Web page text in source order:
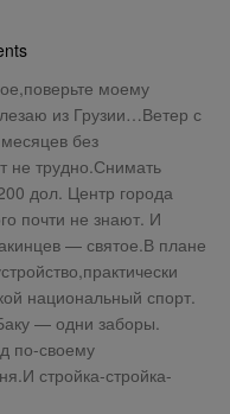
моему
из Грузии…Ветер с
без
не трудно.Снимать
дол. Центр города
почти не знают. И
— святое.В плане
национальный спорт.
— одни заборы.
по-своему
стройка-стройка-